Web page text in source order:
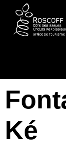
Ké
Cookies